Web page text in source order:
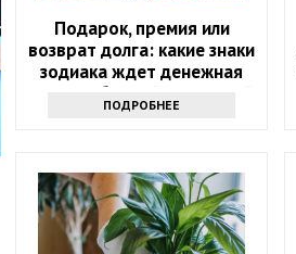
Подарок, премия или
возврат долга: какие знаки
зодиака ждет денежная
удача в ближайшие 5 дней
ПОДРОБНЕЕ